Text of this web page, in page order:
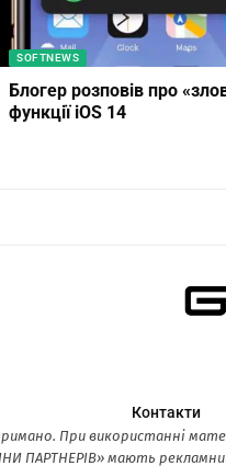
SOFTNEWS
Блогер розповів про
функції iOS 14
Контакти
При використанні
ПАРТНЕРІВ» мають